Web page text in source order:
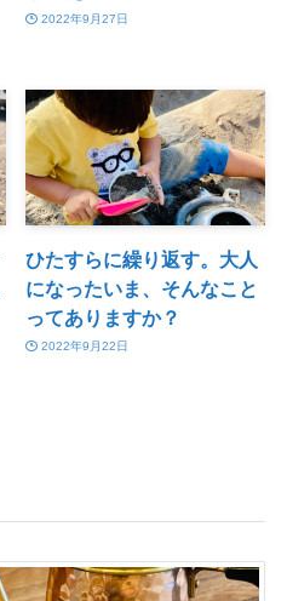
2022年9月27日
ひたすらに繰り返す。大人
になったいま、そんなこと
ってありますか？
2022年9月22日